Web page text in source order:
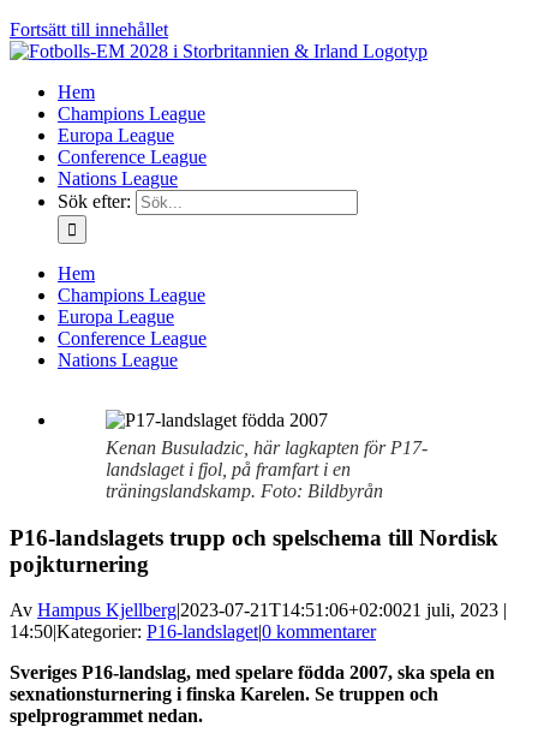
Fortsätt till innehållet
Hem
Champions League
Europa League
Conference League
Nations League
Sök efter:
Hem
Champions League
Europa League
Conference League
Nations League
Kenan Busuladzic, här lagkapten för P17-
landslaget i fjol, på framfart i en
träningslandskamp. Foto: Bildbyrån
P16-landslagets trupp och spelschema till Nordisk
pojkturnering
Av Hampus Kjellberg|2023-07-21T14:51:06+02:0021 juli, 2023 |
14:50|Kategorier: P16-landslaget|0 kommentarer
Sveriges P16-landslag, med spelare födda 2007, ska spela en
sexnationsturnering i finska Karelen. Se truppen och
spelprogrammet nedan.